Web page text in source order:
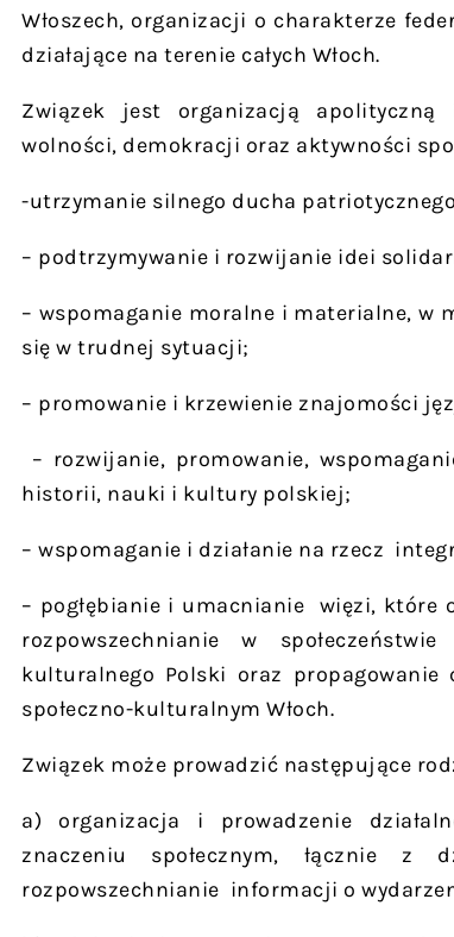
Włoszech, organizacji o charakterze
działające na terenie całych Włoch.
Związek jest organizacją apolityczną
wolności, demokracji oraz aktywności
-utrzymanie silnego ducha
– podtrzymywanie i rozwijanie idei
– wspomaganie moralne i materialne, w
się w trudnej sytuacji;
– promowanie i krzewienie znajomości
– rozwijanie, promowanie,
historii, nauki i kultury polskiej;
– wspomaganie i działanie na rzecz
– pogłębianie i umacnianie więzi, które
rozpowszechnianie w
kulturalnego Polski oraz propagowanie
społeczno-kulturalnym Włoch.
Związek może prowadzić następujące
a) organizacja i prowadzenie
znaczeniu społecznym, łącznie z
rozpowszechnianie informacji o